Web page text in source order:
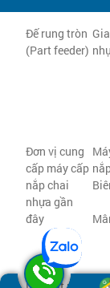
Đế rung tròn
(Part feeder)
Đơn vị cung
cấp máy cấp
nắp chai
nhựa gần
đây